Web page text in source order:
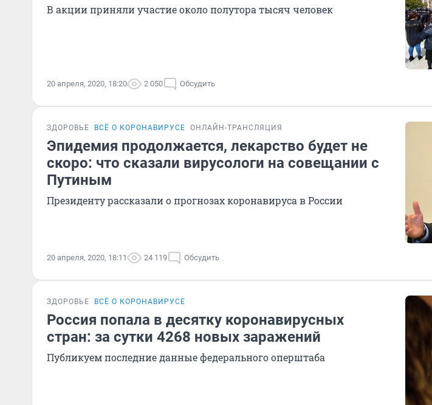
В акции приняли участие около полутора тысяч человек
20 апреля, 2020, 18:20 2 050 Обсудить
ЗДОРОВЬЕ ВСЁ О КОРОНАВИРУСЕ ОНЛАЙН-ТРАНСЛЯЦИЯ
Эпидемия продолжается, лекарство будет не
скоро: что сказали вирусологи на совещании с
Путиным
Президенту рассказали о прогнозах коронавируса в России
20 апреля, 2020, 18:11 24 119 Обсудить
ЗДОРОВЬЕ ВСЁ О КОРОНАВИРУСЕ
Россия попала в десятку коронавирусных
стран: за сутки 4268 новых заражений
Публикуем последние данные федерального оперштаба